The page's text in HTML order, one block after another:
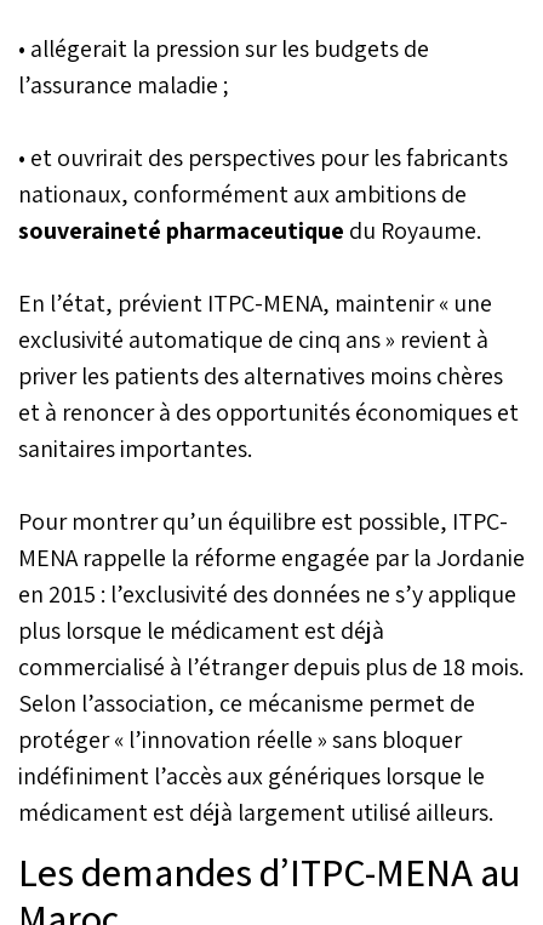
• allégerait la pression sur les budgets de
l’assurance maladie ;
• et ouvrirait des perspectives pour les fabricants
nationaux, conformément aux ambitions de
souveraineté pharmaceutique du Royaume.
En l’état, prévient ITPC-MENA, maintenir « une
exclusivité automatique de cinq ans » revient à
priver les patients des alternatives moins chères
et à renoncer à des opportunités économiques et
sanitaires importantes.
Pour montrer qu’un équilibre est possible, ITPC-
MENA rappelle la réforme engagée par la Jordanie
en 2015 : l’exclusivité des données ne s’y applique
plus lorsque le médicament est déjà
commercialisé à l’étranger depuis plus de 18 mois.
Selon l’association, ce mécanisme permet de
protéger « l’innovation réelle » sans bloquer
indéfiniment l’accès aux génériques lorsque le
médicament est déjà largement utilisé ailleurs.
Les demandes d’ITPC-MENA au